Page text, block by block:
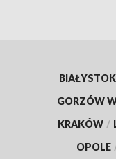
BIAŁYSTOK
GORZÓW
KRAKÓW /
OPOLE